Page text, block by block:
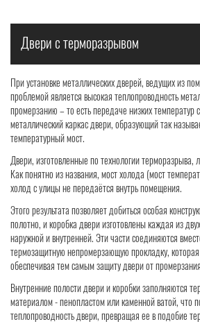
Двери с терморазрывом
При установке металлических дверей, ведущих из
проблемой является высокая теплопроводность
промерзанию – то есть передаче низких температур
металлический каркас двери, образующий так
температурный мост.
Двери, изготовленные по технологии терморазрыва,
Как понятно из названия, мост холода (мост
холод с улицы не передаётся внутрь помещения.
Этого результата позволяет добиться особая
полотно, и коробка двери изготовлены каждая из
наружной и внутренней. Эти части соединяются
термозащитную непромерзающую прокладку,
обеспечивая тем самым защиту двери от
Внутренние полости двери и коробки заполняются
материалом - пенопластом или каменной ватой, что
теплопроводность двери, превращая ее в подобие